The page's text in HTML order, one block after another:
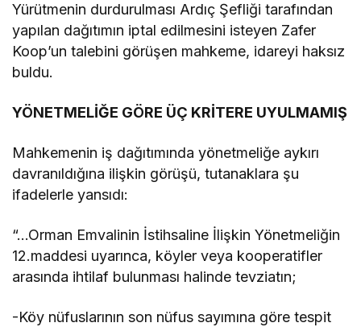
Yürütmenin durdurulması Ardıç Şefliği tarafından
yapılan dağıtımın iptal edilmesini isteyen Zafer
Koop’un talebini görüşen mahkeme, idareyi haksız
buldu.
YÖNETMELİĞE GÖRE ÜÇ KRİTERE UYULMAMIŞ
Mahkemenin iş dağıtımında yönetmeliğe aykırı
davranıldığına ilişkin görüşü, tutanaklara şu
ifadelerle yansıdı:
“…Orman Emvalinin İstihsaline İlişkin Yönetmeliğin
12.maddesi uyarınca, köyler veya kooperatifler
arasında ihtilaf bulunması halinde tevziatın;
-Köy nüfuslarının son nüfus sayımına göre tespit